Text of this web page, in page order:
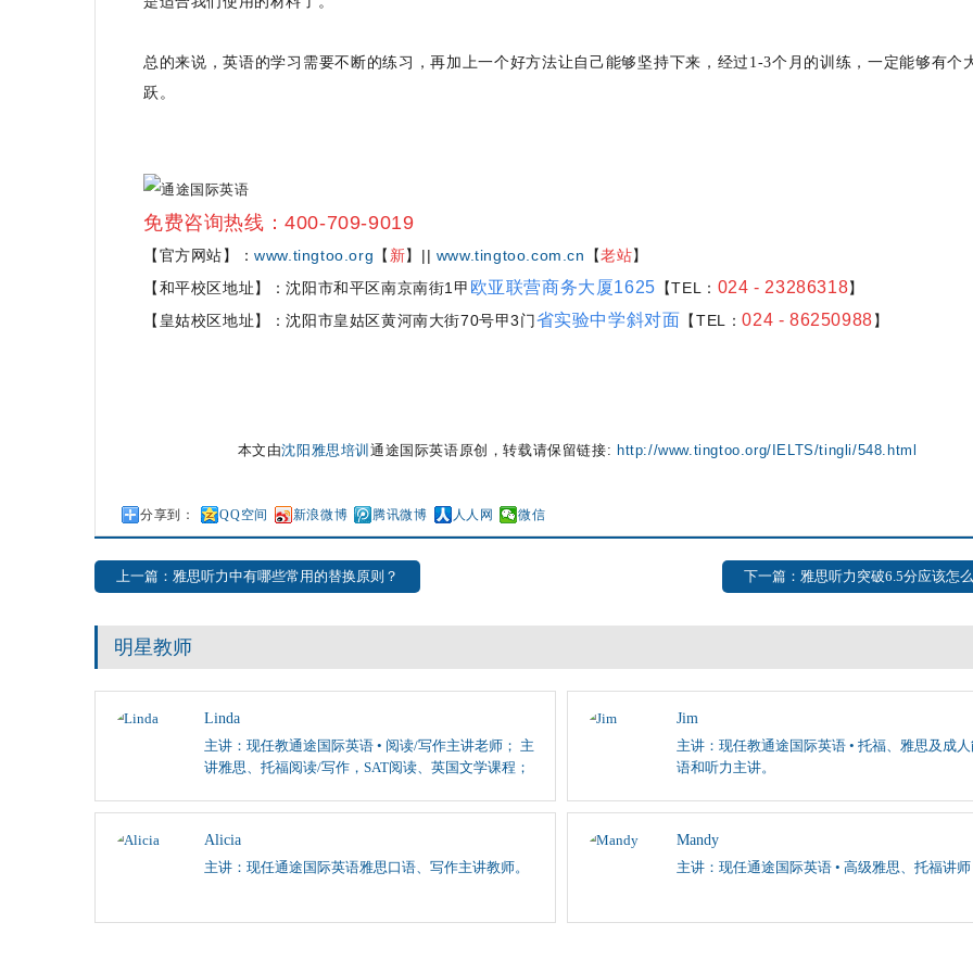
总的来说，英语的学习需要不断的练习，再加上一个好方法让自己能够坚持下来，经过1-3个月的训练，一定能够有个
跃。
免费咨询热线：400-709-9019
【官方网站】：www.tingtoo.org 【 新】|| www.tingtoo.com.cn 【老站】
【和平校区地址】：沈阳市和平区南京南街1甲 欧亚联营商务大厦1625 【TEL： 024 - 23286318】
【皇姑校区地址】：沈阳市皇姑区黄河南大街70号甲3门省实验中学斜对面 【TEL：024 - 86250988】
本文由沈阳雅思培训通途国际英语原创，转载请保留链接: http://www.tingtoo.org/IELTS/tingli/548.html
分享到： QQ空间 新浪微博 腾讯微博 人人网 微信
上一篇：雅思听力中有哪些常用的替换原则？ 下一篇：雅思听力突破6.5分应该怎
明星教师
Linda
主讲：现任教通途国际英语 • 阅读/写作主讲老师； 主
讲雅思、托福阅读/写作，SAT阅读、英国文学课程；
Jim
主讲：现任教通途国际英语 • 托福、雅思及成
语和听力主讲。
Alicia
主讲：现任通途国际英语雅思口语、写作主讲教师。
Mandy
主讲：现任通途国际英语 • 高级雅思、托福讲